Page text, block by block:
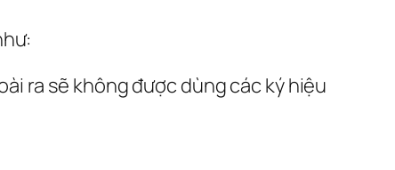
ra sẽ không được dùng các ký hiệu